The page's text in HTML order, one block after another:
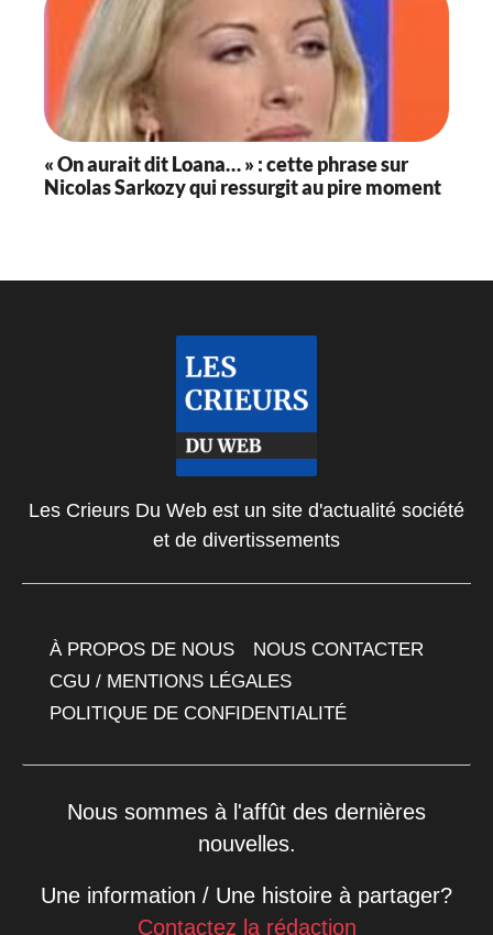
« On aurait dit Loana… » : cette phrase sur
Nicolas Sarkozy qui ressurgit au pire moment
Les Crieurs Du Web est un site d'actualité société
et de divertissements
À PROPOS DE NOUS
NOUS CONTACTER
CGU / MENTIONS LÉGALES
POLITIQUE DE CONFIDENTIALITÉ
Nous sommes à l'affût des dernières
nouvelles.
Une information / Une histoire à partager?
Contactez la rédaction